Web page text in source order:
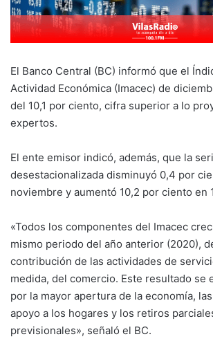
El Banco Central (BC) informó que el
Actividad Económica (Imacec) de
del 10,1 por ciento, cifra superior a lo
expertos.
El ente emisor indicó, además, que la
desestacionalizada disminuyó 0,4 por
noviembre y aumentó 10,2 por ciento en
«Todos los componentes del Imacec
mismo periodo del año anterior (2020),
contribución de las actividades de
medida, del comercio. Este resultado se
por la mayor apertura de la economía,
apoyo a los hogares y los retiros
previsionales», señaló el BC.